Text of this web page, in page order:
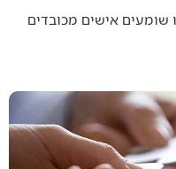
אישים מכובדים